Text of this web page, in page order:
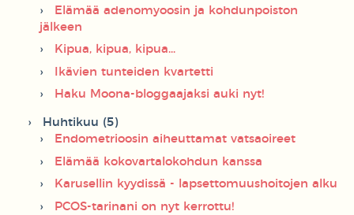
Elämää adenomyoosin ja kohdunpoiston
jälkeen
Kipua, kipua, kipua...
Ikävien tunteiden kvartetti
Haku Moona-bloggaajaksi auki nyt!
Huhtikuu (5)
Endometrioosin aiheuttamat vatsaoireet
Elämää kokovartalokohdun kanssa
Karusellin kyydissä - lapsettomuushoitojen alku
PCOS-tarinani on nyt kerrottu!